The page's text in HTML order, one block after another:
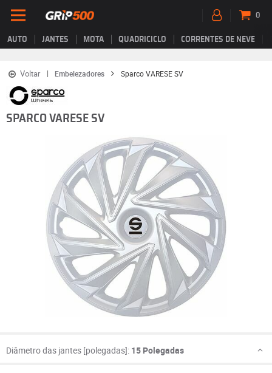
AUTO JANTES MOTA QUADRICICLO CORRENTES DE NEVE
0
Voltar Embelezadores Sparco VARESE SV
SPARCO VARESE SV
Diâmetro das jantes [polegadas]: 15 Polegadas